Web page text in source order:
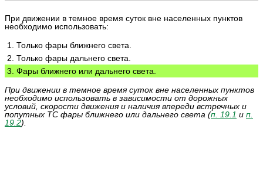
При движении в темное время суток вне населенных пунктов
необходимо использовать:
1. Только фары ближнего света.
2. Только фары дальнего света.
3. Фары ближнего или дальнего света.
При движении в темное время суток вне населенных пунктов
необходимо использовать в зависимости от дорожных
условий, скорости движения и наличия впереди встречных и
попутных ТС фары ближнего или дальнего света (п. 19.1 и п.
19.2).